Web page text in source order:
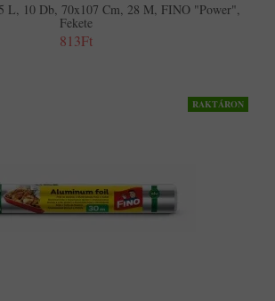
L, 10 Db, 70x107 Cm, 28 Μ, FINO "Power",
Fekete
813Ft
RAKTÁRON